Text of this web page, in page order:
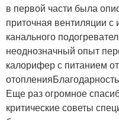
в первой части была
приточная вентиляции с
канального
неоднозначный опыт
калорифер с питанием
Еще раз огромное
критические советы